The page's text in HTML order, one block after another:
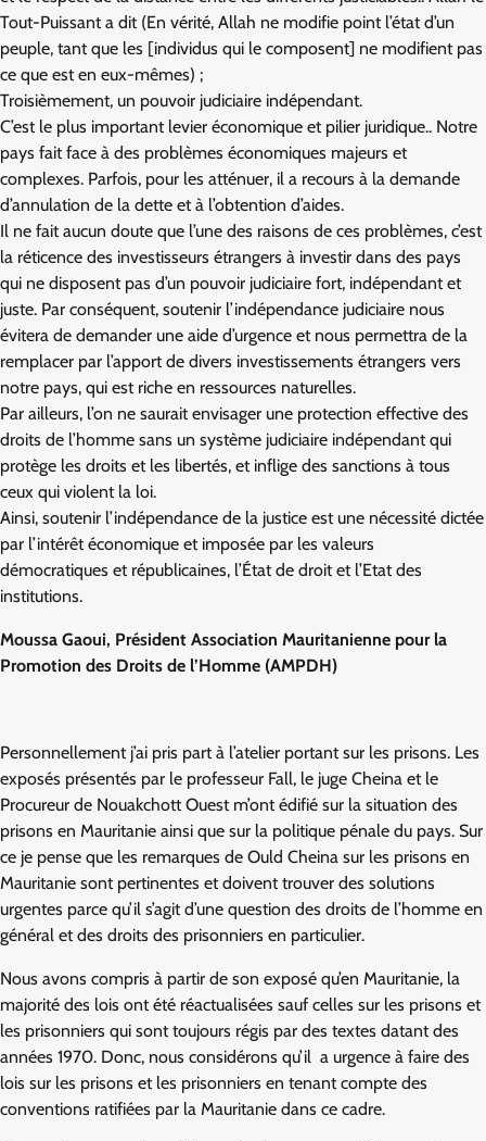
Tout-Puissant a dit (En vérité, Allah ne modifie point l’état d’un
peuple, tant que les [individus qui le composent] ne modifient pas
ce que est en eux-mêmes) ;
Troisièmement, un pouvoir judiciaire indépendant.
C’est le plus important levier économique et pilier juridique.. Notre
pays fait face à des problèmes économiques majeurs et
complexes. Parfois, pour les atténuer, il a recours à la demande
d’annulation de la dette et à l’obtention d’aides.
Il ne fait aucun doute que l’une des raisons de ces problèmes, c’est
la réticence des investisseurs étrangers à investir dans des pays
qui ne disposent pas d’un pouvoir judiciaire fort, indépendant et
juste. Par conséquent, soutenir l’indépendance judiciaire nous
évitera de demander une aide d’urgence et nous permettra de la
remplacer par l’apport de divers investissements étrangers vers
notre pays, qui est riche en ressources naturelles.
Par ailleurs, l’on ne saurait envisager une protection effective des
droits de l’homme sans un système judiciaire indépendant qui
protège les droits et les libertés, et inflige des sanctions à tous
ceux qui violent la loi.
Ainsi, soutenir l’indépendance de la justice est une nécessité dictée
par l’intérêt économique et imposée par les valeurs
démocratiques et républicaines, l’État de droit et l’Etat des
institutions.
Moussa Gaoui, Président Association Mauritanienne pour la
Promotion des Droits de l’Homme (AMPDH)
Personnellement j’ai pris part à l’atelier portant sur les prisons. Les
exposés présentés par le professeur Fall, le juge Cheina et le
Procureur de Nouakchott Ouest m’ont édifié sur la situation des
prisons en Mauritanie ainsi que sur la politique pénale du pays. Sur
ce je pense que les remarques de Ould Cheina sur les prisons en
Mauritanie sont pertinentes et doivent trouver des solutions
urgentes parce qu’il s’agit d’une question des droits de l’homme en
général et des droits des prisonniers en particulier.
Nous avons compris à partir de son exposé qu’en Mauritanie, la
majorité des lois ont été réactualisées sauf celles sur les prisons et
les prisonniers qui sont toujours régis par des textes datant des
années 1970. Donc, nous considérons qu’il a urgence à faire des
lois sur les prisons et les prisonniers en tenant compte des
conventions ratifiées par la Mauritanie dans ce cadre.